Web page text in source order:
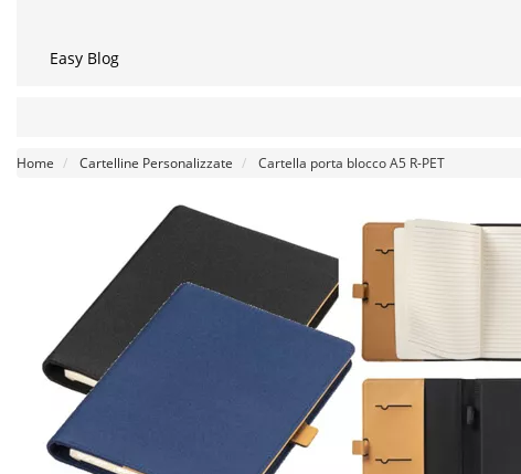
Easy Blog
Home Cartelline Personalizzate Cartella porta blocco A5 R-PET